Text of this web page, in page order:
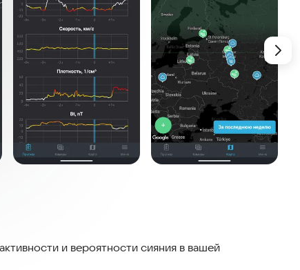
и вероятности сияния в вашей